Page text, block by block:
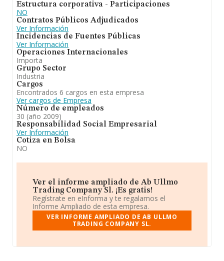
Estructura corporativa - Participaciones
NO
Contratos Públicos Adjudicados
Ver Información
Incidencias de Fuentes Públicas
Ver Información
Operaciones Internacionales
Importa
Grupo Sector
Industria
Cargos
Encontrados 6 cargos en esta empresa
Ver cargos de Empresa
Número de empleados
30 (año 2009)
Responsabilidad Social Empresarial
Ver Información
Cotiza en Bolsa
NO
Ver el informe ampliado de Ab Ullmo
Trading Company Sl. ¡Es gratis!
Regístrate en eInforma y te regalamos el
Informe Ampliado de esta empresa.
VER INFORME AMPLIADO DE AB ULLMO
TRADING COMPANY SL.